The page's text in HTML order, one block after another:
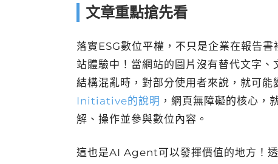
文章重點搶先看
落實ESG數位平權，不只是企業在報告
站體驗中！當網站的圖片沒有替代文字
結構混亂時，對部分使用者來說，就可
Initiative的說明 ，網頁無障礙的核心，
解、操作並參與數位內容。
這也是AI Agent可以發揮價值的地方！